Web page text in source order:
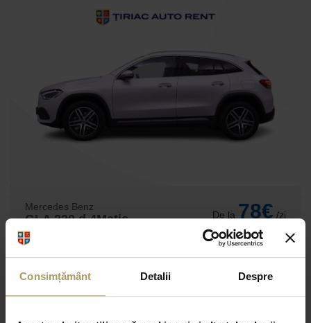
Consimțământ Detalii Despre
Mercedes Benz
GLA 220 d 4Matic
ID: J532519
De la 78€ /zi
Integrala Motorina